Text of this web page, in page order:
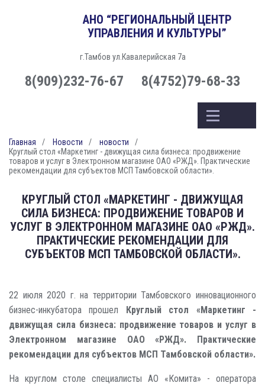
АНО “РЕГИОНАЛЬНЫЙ ЦЕНТР
УПРАВЛЕНИЯ И КУЛЬТУРЫ”
г.Тамбов ул.Кавалерийская 7а
8(909)232-76-67 8(4752)79-68-33
Главная Новости
новости
Круглый стол «Маркетинг - движущая сила бизнеса: продвижение
товаров и услуг в Электронном магазине ОАО «РЖД». Практические
рекомендации для субъектов МСП Тамбовской области».
КРУГЛЫЙ СТОЛ «МАРКЕТИНГ - ДВИЖУЩАЯ
СИЛА БИЗНЕСА: ПРОДВИЖЕНИЕ ТОВАРОВ И
УСЛУГ В ЭЛЕКТРОННОМ МАГАЗИНЕ ОАО «РЖД».
ПРАКТИЧЕСКИЕ РЕКОМЕНДАЦИИ ДЛЯ
СУБЪЕКТОВ МСП ТАМБОВСКОЙ ОБЛАСТИ».
22 июля 2020 г. на территории Тамбовского инновационного
бизнес-инкубатора прошел Круглый стол «Маркетинг -
движущая сила бизнеса: продвижение товаров и услуг в
Электронном магазине ОАО «РЖД». Практические
рекомендации для субъектов МСП Тамбовской области».
На круглом столе специалисты АО «Комита» - оператора